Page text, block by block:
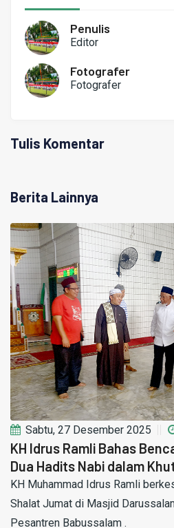
Penulis
Editor
Fotografer
Fotografer
Tulis Komentar
Berita Lainnya
Sabtu, 27 Desember 2025
KH Idrus Ramli Bahas
Dua Hadits Nabi dalam
KH Muhammad Idrus Ramli
Shalat Jumat di Masjid
Pesantren Babussalam .